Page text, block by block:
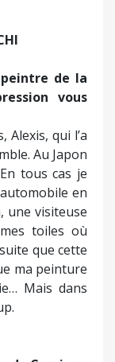
de Cervione
étaient
militaire.
est partie
Toutes mes
d’où mes
suis inscrit
où
et je suis